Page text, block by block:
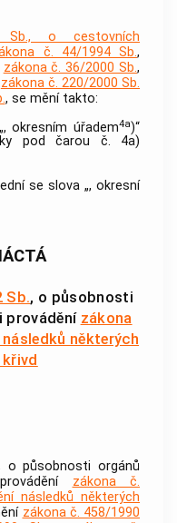
Sb., o cestovních
č. 44/1994 Sb.,
zákona č. 36/2000 Sb.,
zákona č. 220/2000 Sb.
, se mění takto:
okresním úřadem4a)“
pod čarou č. 4a)
se slova „, okresní
Sb., o působnosti
provádění zákona
některých
o působnosti orgánů
zákona č.
následků některých
zákona č. 458/1990